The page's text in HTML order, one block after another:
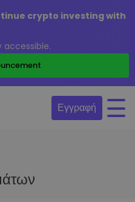
crypto investing with
accessible.
Εγγραφή